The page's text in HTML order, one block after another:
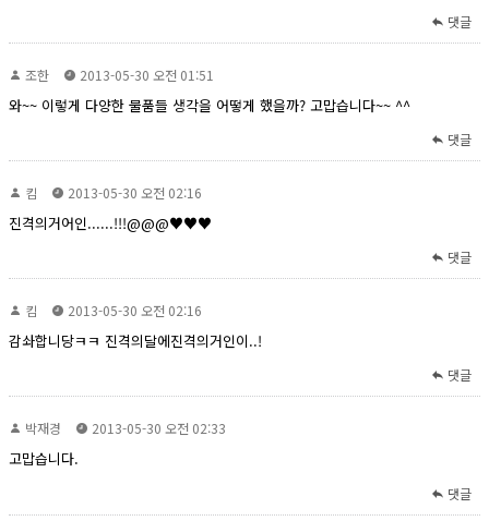
댓글
조한 2013-05-30 오전 01:51
와~~ 이렇게 다양한 물품들 생각을 어떻게 했을까? 고맙습니다~~ ^^
댓글
킴 2013-05-30 오전 02:16
진격의거어인......!!!@@@♥♥♥
댓글
킴 2013-05-30 오전 02:16
감솨합니당ㅋㅋ 진격의달에진격의거인이..!
댓글
박재경 2013-05-30 오전 02:33
고맙습니다.
댓글